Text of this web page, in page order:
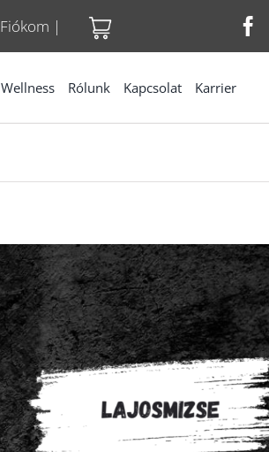
Fiókom |
Wellness Rólunk Kapcsolat Karrier